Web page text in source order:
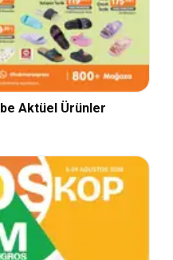
Aktüel Ürünler